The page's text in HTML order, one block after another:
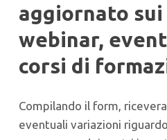
aggiornato
webinar,
corsi di
Compilando il form,
eventuali variazioni